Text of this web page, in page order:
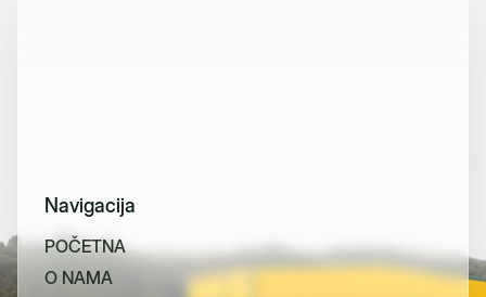
Navigacija
POČETNA
O NAMA